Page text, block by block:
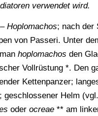
verwendet wird.
– Hoplomachos; nach der
von Passeri. Unter
hoplomachos den
Vollrüstung *. Den
Kettenpanzer;
geschlossener Helm
oder ocreae** am